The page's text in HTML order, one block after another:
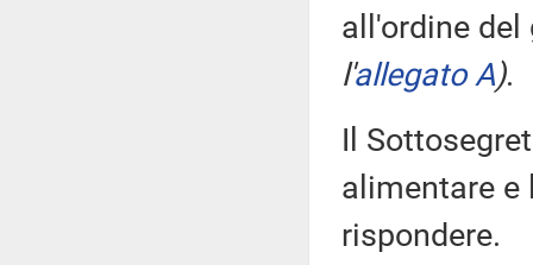
all'ordine
l'allegato A).
Il
alimentare e
rispondere.